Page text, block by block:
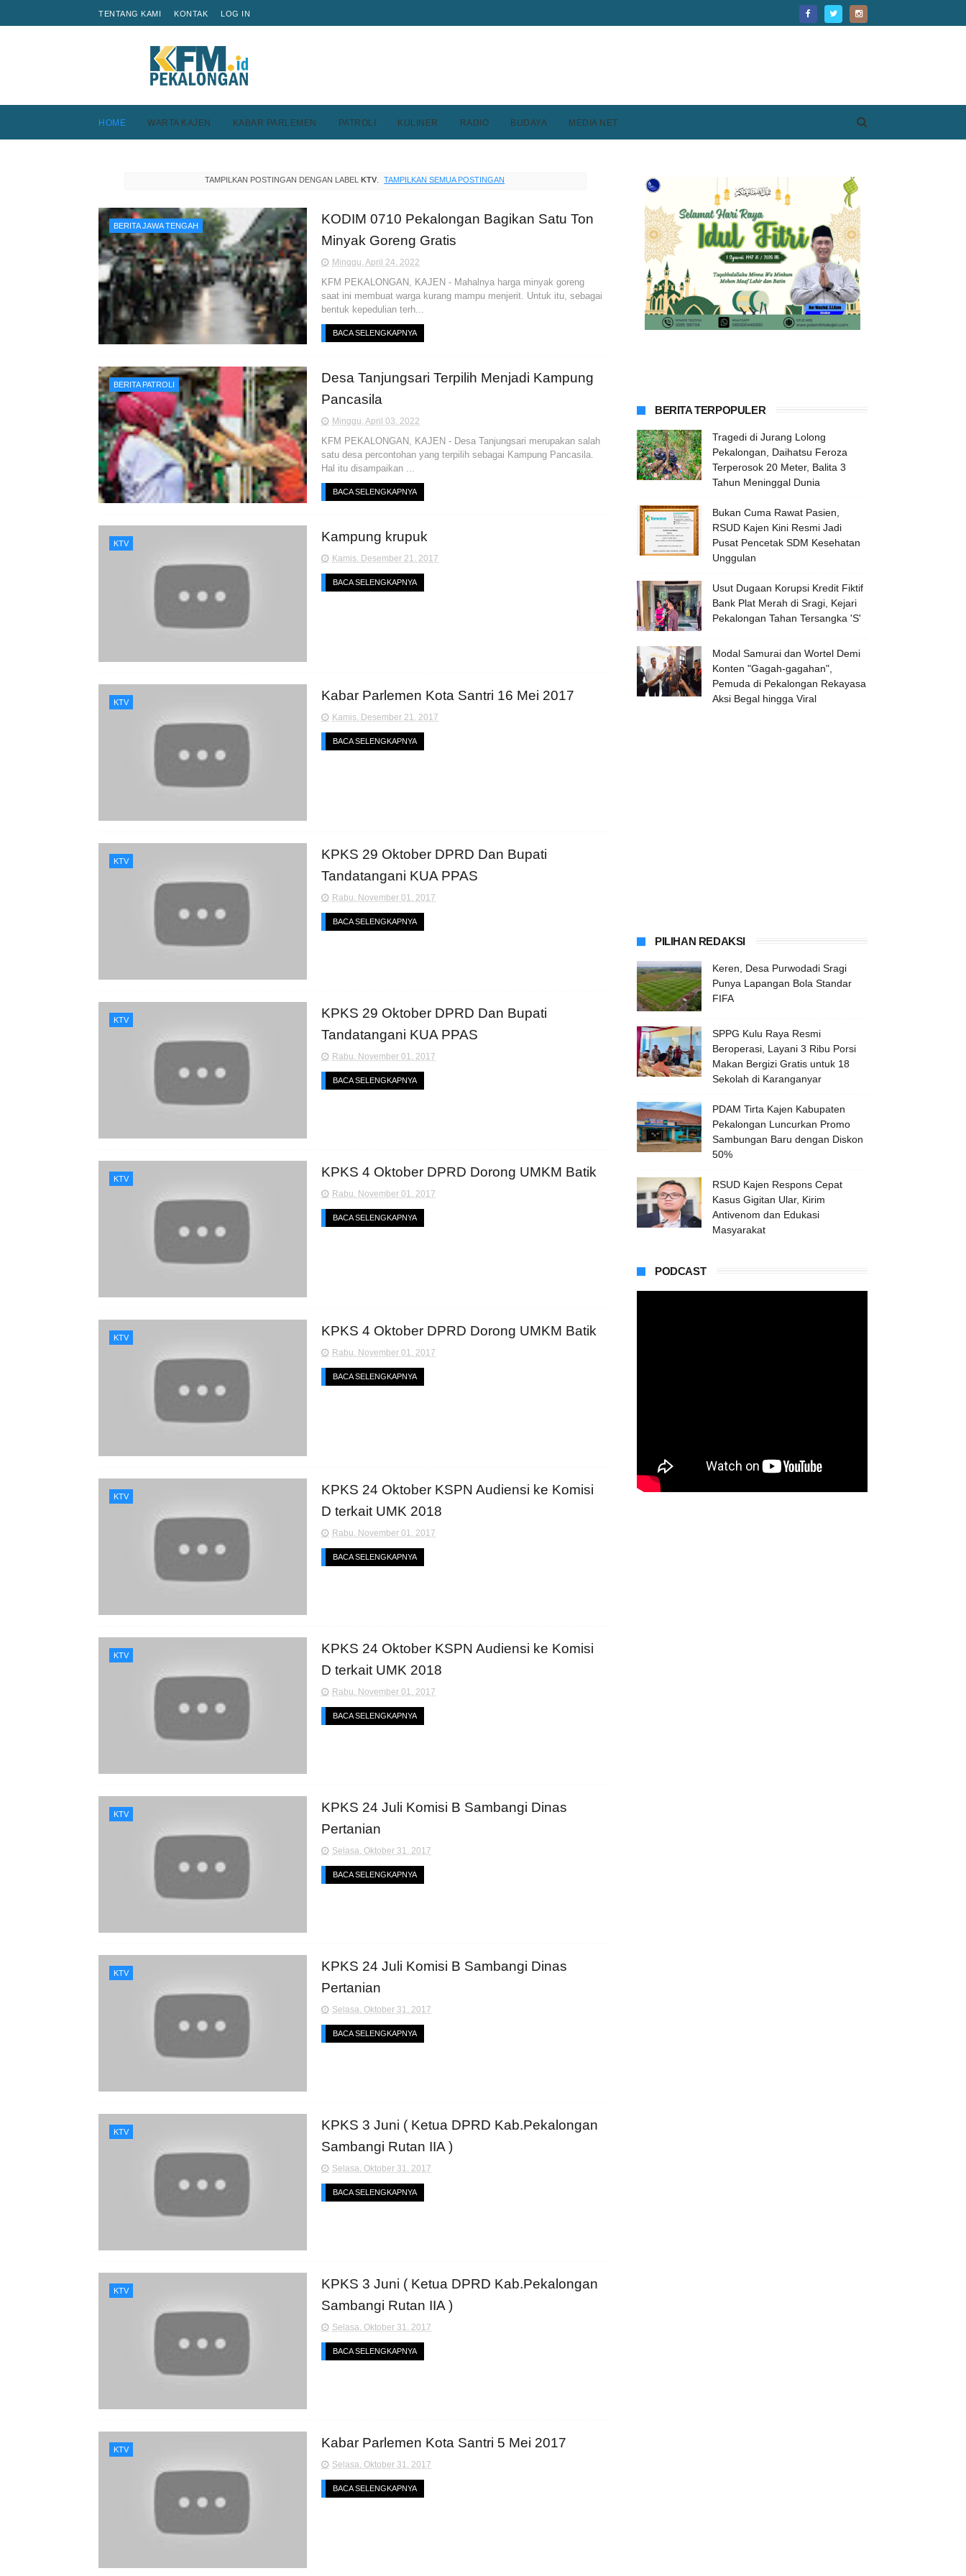
TENTANG KAMI KONTAK LOG IN
HOME WARTA KAJEN KABAR PARLEMEN PATROLI KULINER RADIO BUDAYA MEDIA NET
TAMPILKAN POSTINGAN DENGAN LABEL KTV. TAMPILKAN SEMUA POSTINGAN
BERITA JAWA TENGAH
KODIM 0710 Pekalongan Bagikan Satu Ton
Minyak Goreng Gratis
Minggu, April 24, 2022
KFM PEKALONGAN, KAJEN - Mahalnya harga minyak goreng
saat ini membuat warga kurang mampu menjerit. Untuk itu, sebagai
bentuk kepedulian terh...
BACA SELENGKAPNYA
BERITA PATROLI
Desa Tanjungsari Terpilih Menjadi Kampung
Pancasila
Minggu, April 03, 2022
KFM PEKALONGAN, KAJEN - Desa Tanjungsari merupakan salah
satu desa percontohan yang terpilih sebagai Kampung Pancasila.
Hal itu disampaikan ...
BACA SELENGKAPNYA
KTV Kampung krupuk
Kamis, Desember 21, 2017
BACA SELENGKAPNYA
KTV Kabar Parlemen Kota Santri 16 Mei 2017
Kamis, Desember 21, 2017
BACA SELENGKAPNYA
KTV
KPKS 29 Oktober DPRD Dan Bupati
Tandatangani KUA PPAS
Rabu, November 01, 2017
BACA SELENGKAPNYA
KTV
KPKS 29 Oktober DPRD Dan Bupati
Tandatangani KUA PPAS
Rabu, November 01, 2017
BACA SELENGKAPNYA
KTV KPKS 4 Oktober DPRD Dorong UMKM Batik
Rabu, November 01, 2017
BACA SELENGKAPNYA
KTV KPKS 4 Oktober DPRD Dorong UMKM Batik
Rabu, November 01, 2017
BACA SELENGKAPNYA
KTV
KPKS 24 Oktober KSPN Audiensi ke Komisi
D terkait UMK 2018
Rabu, November 01, 2017
BACA SELENGKAPNYA
KTV
KPKS 24 Oktober KSPN Audiensi ke Komisi
D terkait UMK 2018
Rabu, November 01, 2017
BACA SELENGKAPNYA
KTV
KPKS 24 Juli Komisi B Sambangi Dinas
Pertanian
Selasa, Oktober 31, 2017
BACA SELENGKAPNYA
KTV
KPKS 24 Juli Komisi B Sambangi Dinas
Pertanian
Selasa, Oktober 31, 2017
BACA SELENGKAPNYA
KTV
KPKS 3 Juni ( Ketua DPRD Kab.Pekalongan
Sambangi Rutan IIA )
Selasa, Oktober 31, 2017
BACA SELENGKAPNYA
KTV
KPKS 3 Juni ( Ketua DPRD Kab.Pekalongan
Sambangi Rutan IIA )
Selasa, Oktober 31, 2017
BACA SELENGKAPNYA
KTV Kabar Parlemen Kota Santri 5 Mei 2017
Selasa, Oktober 31, 2017
BACA SELENGKAPNYA
BERITA TERPOPULER
Tragedi di Jurang Lolong
Pekalongan, Daihatsu Feroza
Terperosok 20 Meter, Balita 3
Tahun Meninggal Dunia
Bukan Cuma Rawat Pasien,
RSUD Kajen Kini Resmi Jadi
Pusat Pencetak SDM Kesehatan
Unggulan
Usut Dugaan Korupsi Kredit Fiktif
Bank Plat Merah di Sragi, Kejari
Pekalongan Tahan Tersangka 'S'
Modal Samurai dan Wortel Demi
Konten "Gagah-gagahan",
Pemuda di Pekalongan Rekayasa
Aksi Begal hingga Viral
PILIHAN REDAKSI
Keren, Desa Purwodadi Sragi
Punya Lapangan Bola Standar
FIFA
SPPG Kulu Raya Resmi
Beroperasi, Layani 3 Ribu Porsi
Makan Bergizi Gratis untuk 18
Sekolah di Karanganyar
PDAM Tirta Kajen Kabupaten
Pekalongan Luncurkan Promo
Sambungan Baru dengan Diskon
50%
RSUD Kajen Respons Cepat
Kasus Gigitan Ular, Kirim
Antivenom dan Edukasi
Masyarakat
PODCAST